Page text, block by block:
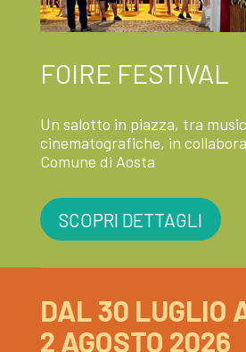
FOIRE FESTIVAL
Un salotto in piazza, tra
cinematografiche, in
Comune di Aosta
SCOPRI DETTAGLI
DAL 30 LUGLIO
2 AGOSTO 2026